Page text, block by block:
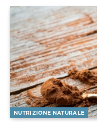
NUTRIZIONE NATURALE